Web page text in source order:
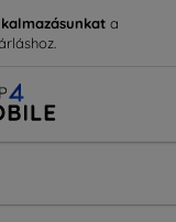
a